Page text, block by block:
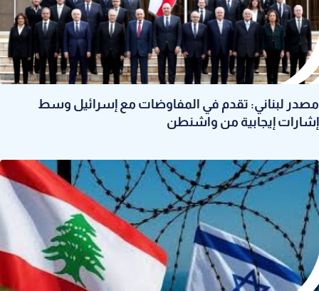
مصدر لبناني: تقدم في المفاوضات مع إسرائيل وسط
إشارات إيجابية من واشنطن